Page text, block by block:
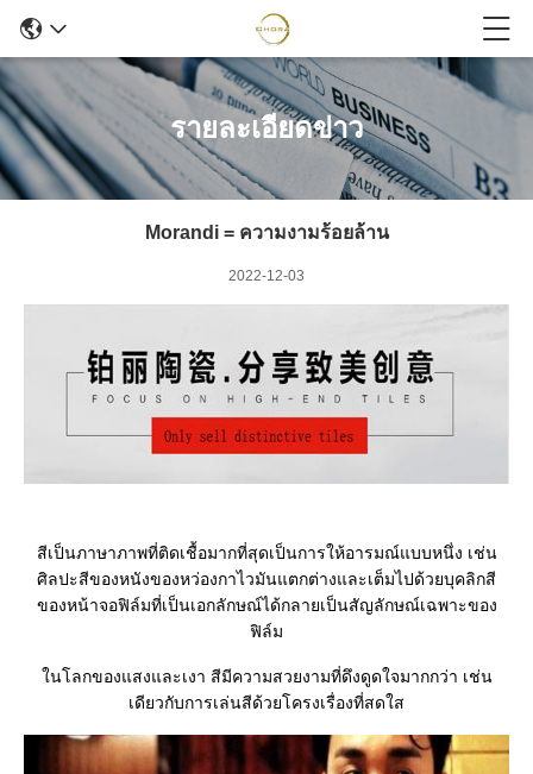
รายละเอียดข่าว
Morandi = ความงามร้อยล้าน
2022-12-03
สีเป็นภาษาภาพที่ติดเชื้อมากที่สุดเป็นการให้อารมณ์แบบหนึ่ง เช่น
ศิลปะสีของหนังของหว่องกาไวมันแตกต่างและเต็มไปด้วยบุคลิกสี
ของหน้าจอฟิล์มที่เป็นเอกลักษณ์ได้กลายเป็นสัญลักษณ์เฉพาะของ
ฟิล์ม
ในโลกของแสงและเงา สีมีความสวยงามที่ดึงดูดใจมากกว่า เช่น
เดียวกับการเล่นสีด้วยโครงเรื่องที่สดใส